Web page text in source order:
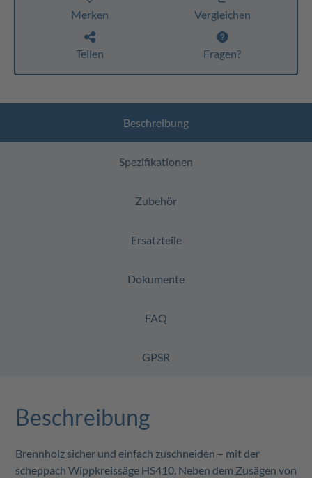
Merken Vergleichen
Teilen Fragen?
Beschreibung
Spezifikationen
Zubehör
Ersatzteile
Dokumente
FAQ
GPSR
Beschreibung
Brennholz sicher und einfach zuschneiden – mit der
scheppach Wippkreissäge HS410. Neben dem Zusägen von